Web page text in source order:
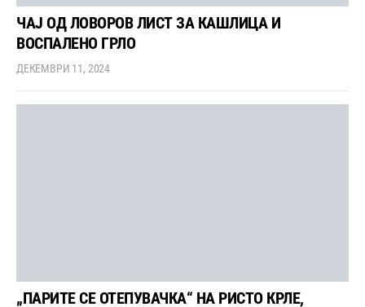
ЧАЈ ОД ЛОВОРОВ ЛИСТ ЗА КАШЛИЦА И
ВОСПАЛЕНО ГРЛО
ДЕКЕМВРИ 11, 2024
„ПАРИТЕ СЕ ОТЕПУВАЧКА“ НА РИСТО КРЛЕ,